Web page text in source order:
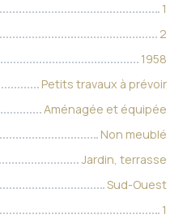
1
2
1958
Petits travaux à prévoir
Aménagée et équipée
Non meublé
Jardin, terrasse
Sud-Ouest
1